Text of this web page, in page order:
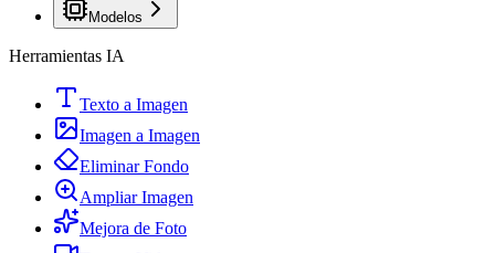
Modelos
Herramientas IA
Texto a Imagen
Imagen a Imagen
Eliminar Fondo
Ampliar Imagen
Mejora de Foto